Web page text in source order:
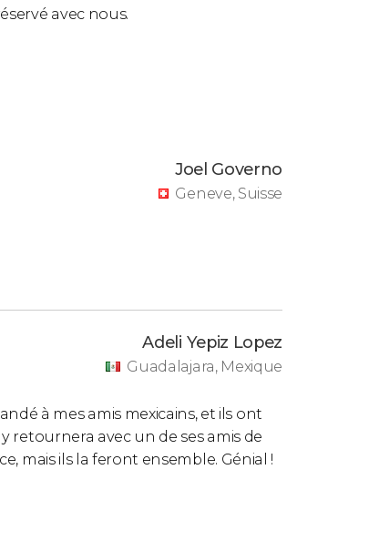
avec nous.
Joel Governo
Geneve, Suisse
Adeli Yepiz Lopez
Guadalajara, Mexique
à mes amis mexicains, et ils ont
retournera avec un de ses amis de
mais ils la feront ensemble. Génial !